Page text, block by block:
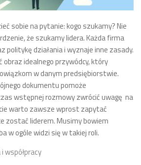
sobie na pytanie: kogo szukamy? Nie
że szukamy lidera. Każda firma
politykę działania i wyznaje inne zasady.
idealnego przywódcy, który
w danym predsiębiorstwie.
dokumentu pomoże
wstępnej rozmowy zwrócić uwagę na
warto zawsze wprost zapytać
zostać liderem. Musimy bowiem
w ogóle widzi się w takiej roli.
współpracy